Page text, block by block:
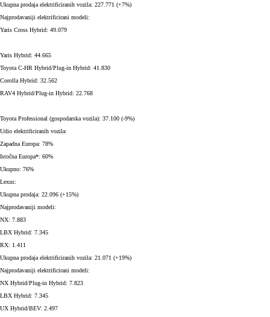
Ukupna prodaja elektrificiranih vozila: 227.771 (+7%)
Najprodavaniji elektrificirani modeli:
Yaris Cross Hybrid: 49.079
Yaris Hybrid: 44.665
Toyota C-HR Hybrid/Plug-in Hybrid: 41.830
Corolla Hybrid: 32.562
RAV4 Hybrid/Plug-in Hybrid: 22.768
Toyota Professional (gospodarska vozila): 37.100 (-9%)
Udio elektrificiranih vozila:
Zapadna Europa: 78%
Istočna Europa*: 60%
Ukupno: 76%
Lexus:
Ukupna prodaja: 22.096 (+15%)
Najprodavaniji modeli:
NX: 7.883
LBX Hybrid: 7.345
RX: 1.411
Ukupna prodaja elektrificiranih vozila: 21.071 (+19%)
Najprodavaniji elektrificirani modeli:
NX Hybrid/Plug-in Hybrid: 7.823
LBX Hybrid: 7.345
UX Hybrid/BEV: 2.497